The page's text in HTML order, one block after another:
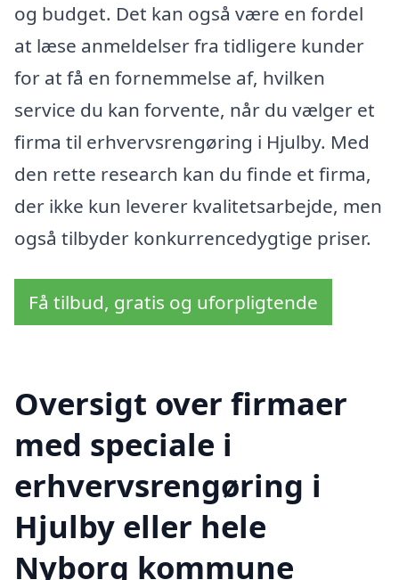
og budget. Det kan også være en fordel
at læse anmeldelser fra tidligere kunder
for at få en fornemmelse af, hvilken
service du kan forvente, når du vælger et
firma til erhvervsrengøring i Hjulby. Med
den rette research kan du finde et firma,
der ikke kun leverer kvalitetsarbejde, men
også tilbyder konkurrencedygtige priser.
Få tilbud, gratis og uforpligtende
Oversigt over firmaer
med speciale i
erhvervsrengøring i
Hjulby eller hele
Nyborg kommune